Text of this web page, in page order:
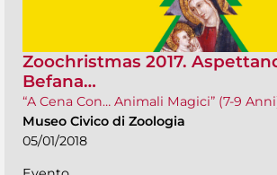
Zoochristmas 2017.
Befana…
“A Cena Con… Animali Magici” (7-9
Museo Civico di Zoologia
05/01/2018